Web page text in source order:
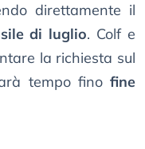
direttamente il
di luglio. Colf e
la richiesta sul
tempo fino fine